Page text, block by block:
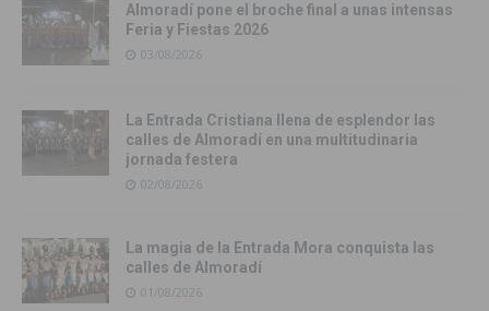
Almoradí pone el broche final a unas intensas
Feria y Fiestas 2026
03/08/2026
La Entrada Cristiana llena de esplendor las
calles de Almoradí en una multitudinaria
jornada festera
02/08/2026
La magia de la Entrada Mora conquista las
calles de Almoradí
01/08/2026